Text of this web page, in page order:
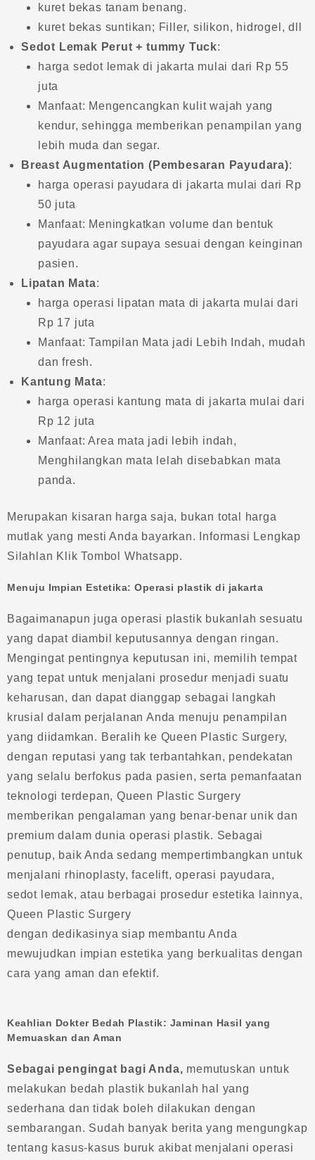
kuret bekas tanam benang.
kuret bekas suntikan; Filler, silikon, hidrogel, dll
Sedot Lemak Perut + tummy Tuck:
harga sedot lemak di jakarta mulai dari Rp 55
juta
Manfaat: Mengencangkan kulit wajah yang
kendur, sehingga memberikan penampilan yang
lebih muda dan segar.
Breast Augmentation (Pembesaran Payudara):
harga operasi payudara di jakarta mulai dari Rp
50 juta
Manfaat: Meningkatkan volume dan bentuk
payudara agar supaya sesuai dengan keinginan
pasien.
Lipatan Mata:
harga operasi lipatan mata di jakarta mulai dari
Rp 17 juta
Manfaat: Tampilan Mata jadi Lebih Indah, mudah
dan fresh.
Kantung Mata:
harga operasi kantung mata di jakarta mulai dari
Rp 12 juta
Manfaat: Area mata jadi lebih indah,
Menghilangkan mata lelah disebabkan mata
panda.
Merupakan kisaran harga saja, bukan total harga
mutlak yang mesti Anda bayarkan. Informasi Lengkap
Silahlan Klik Tombol Whatsapp.
Menuju Impian Estetika: Operasi plastik di jakarta
Bagaimanapun juga operasi plastik bukanlah sesuatu
yang dapat diambil keputusannya dengan ringan.
Mengingat pentingnya keputusan ini, memilih tempat
yang tepat untuk menjalani prosedur menjadi suatu
keharusan, dan dapat dianggap sebagai langkah
krusial dalam perjalanan Anda menuju penampilan
yang diidamkan. Beralih ke Queen Plastic Surgery,
dengan reputasi yang tak terbantahkan, pendekatan
yang selalu berfokus pada pasien, serta pemanfaatan
teknologi terdepan, Queen Plastic Surgery
memberikan pengalaman yang benar-benar unik dan
premium dalam dunia operasi plastik. Sebagai
penutup, baik Anda sedang mempertimbangkan untuk
menjalani rhinoplasty, facelift, operasi payudara,
sedot lemak, atau berbagai prosedur estetika lainnya,
Queen Plastic Surgery
dengan dedikasinya siap membantu Anda
mewujudkan impian estetika yang berkualitas dengan
cara yang aman dan efektif.
Keahlian Dokter Bedah Plastik: Jaminan Hasil yang
Memuaskan dan Aman
Sebagai pengingat bagi Anda, memutuskan untuk
melakukan bedah plastik bukanlah hal yang
sederhana dan tidak boleh dilakukan dengan
sembarangan. Sudah banyak berita yang mengungkap
tentang kasus-kasus buruk akibat menjalani operasi